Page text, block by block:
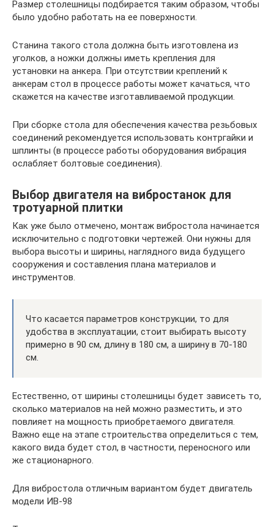
Размер столешницы подбирается таким образом, чтобы
было удобно работать на ее поверхности.
Станина такого стола должна быть изготовлена из
уголков, а ножки должны иметь крепления для
установки на анкера. При отсутствии креплений к
анкерам стол в процессе работы может качаться, что
скажется на качестве изготавливаемой продукции.
При сборке стола для обеспечения качества резьбовых
соединений рекомендуется использовать контргайки и
шплинты (в процессе работы оборудования вибрация
ослабляет болтовые соединения).
Выбор двигателя на вибростанок для
тротуарной плитки
Как уже было отмечено, монтаж вибростола начинается
исключительно с подготовки чертежей. Они нужны для
выбора высоты и ширины, наглядного вида будущего
сооружения и составления плана материалов и
инструментов.
Что касается параметров конструкции, то для
удобства в эксплуатации, стоит выбирать высоту
примерно в 90 см, длину в 180 см, а ширину в 70-180
см.
Естественно, от ширины столешницы будет зависеть то,
сколько материалов на ней можно разместить, и это
повлияет на мощность приобретаемого двигателя.
Важно еще на этапе строительства определиться с тем,
какого вида будет стол, в частности, переносного или
же стационарного.
Для вибростола отличным вариантом будет двигатель
модели ИВ-98